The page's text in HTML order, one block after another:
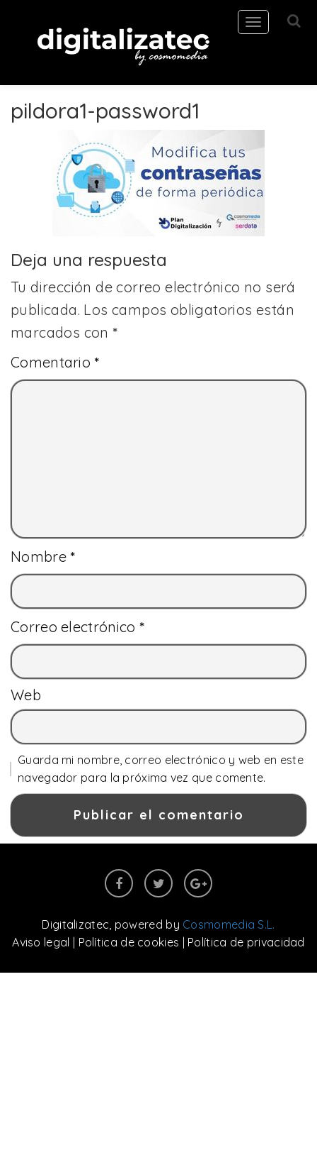
Toggle
navigation
pildora1-password1
Deja una respuesta
Tu dirección de correo electrónico no será
publicada. Los campos obligatorios están
marcados con*
Comentario*
Nombre*
Correo electrónico *
Web
Guarda mi nombre, correo electrónico y web en este
navegador para la próxima vez que comente.
Digitalizatec , powered by Cosmomedia S.L.
Aviso legal | Política de cookies | Política de privacidad